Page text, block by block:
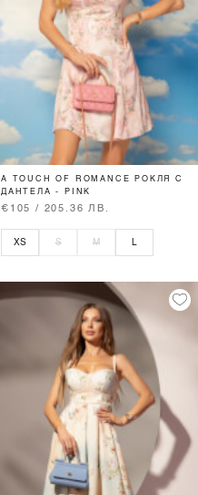
A TOUCH OF ROMANCE РОКЛЯ С
ДАНТЕЛА - PINK
€105 / 205.36 ЛВ.
XS S M L